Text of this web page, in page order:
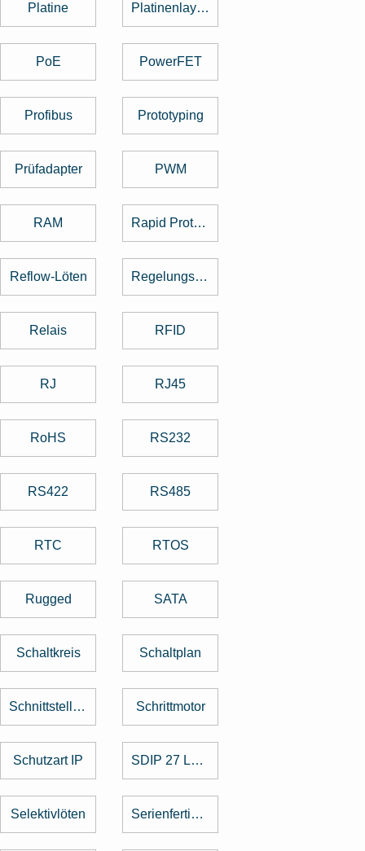
Platine Platinenlayout
PoE PowerFET
Profibus Prototyping
Prüfadapter PWM
RAM Rapid Prototyping
Reflow-Löten Regelungstechnik
Relais RFID
RJ RJ45
RoHS RS232
RS422 RS485
RTC RTOS
Rugged SATA
Schaltkreis Schaltplan
Schnittstellenkarte Schrittmotor
Schutzart IP SDIP 27 Level
Selektivlöten Serienfertigung